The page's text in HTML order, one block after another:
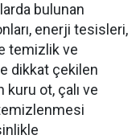
bulunan
enerji tesisleri,
temizlik ve
dikkat çekilen
kuru ot, çalı ve